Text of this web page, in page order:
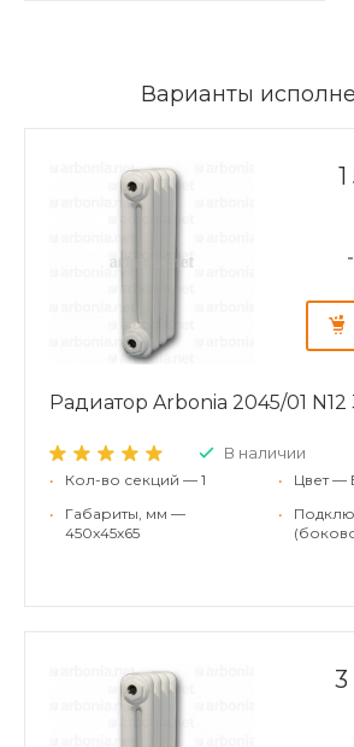
Варианты
-
Радиатор Arbonia 2045/01 N12
В наличии
•
Кол-во секций — 1
•
Габариты, мм —
450x45x65
•
Цвет —
•
3